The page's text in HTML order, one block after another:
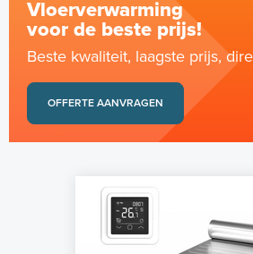
Vloerverwarming
voor de beste prijs!
Beste kwaliteit, laagste prijs,
OFFERTE AANVRAGEN